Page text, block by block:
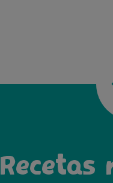
Recetas